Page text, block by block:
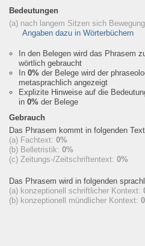
Bedeutungen
(a) nach langem Sitzen sich
Angaben dazu in Wörterbüchern
In den Belegen wird das Phrasem
wörtlich gebraucht
In 0% der Belege wird der
metasprachlich angezeigt
Explizite Hinweise auf die
in 0% der Belege
Gebrauch
Das Phrasem kommt in folgenden
(a) Fachtext: 0%
(b) Belletristik: 0%
(c) Zeitungs-/Zeitschriftentext: 0%
Das Phrasem wird in folgenden
(a) konzeptionell schriftlicher Kontext:
(b) konzeptionell mündlicher Kontext: